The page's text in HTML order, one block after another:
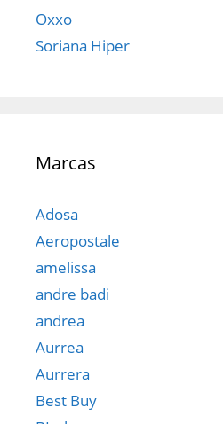
Oxxo
Soriana Hiper
Marcas
Adosa
Aeropostale
amelissa
andre badi
andrea
Aurrea
Aurrera
Best Buy